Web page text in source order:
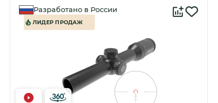
Разработано в России
ЛИДЕР ПРОДАЖ